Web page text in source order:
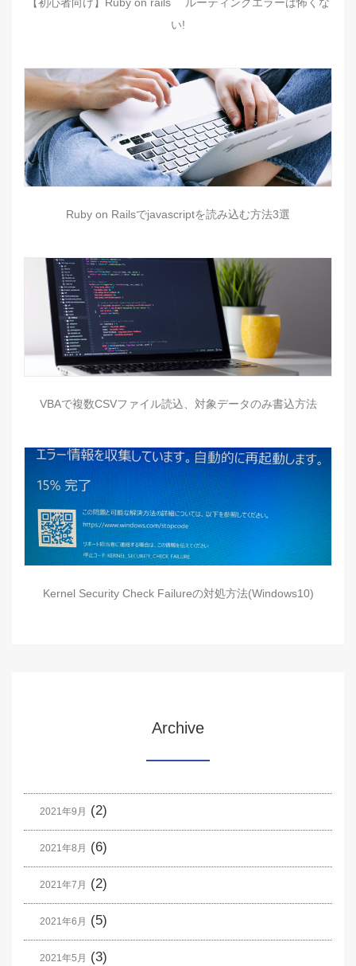
い!
Ruby on Railsでjavascriptを読み込む方法3選
VBAで複数CSVファイル読込、対象データのみ書込方法
Kernel Security Check Failureの対処方法(Windows10)
Archive
2021年9月 (2)
2021年8月 (6)
2021年7月 (2)
2021年6月 (5)
2021年5月 (3)